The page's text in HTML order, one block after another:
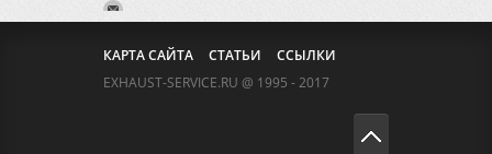
КАРТА САЙТА СТАТЬИ
ССЫЛКИ
EXHAUST-SERVICE.RU @ 1995 - 2017